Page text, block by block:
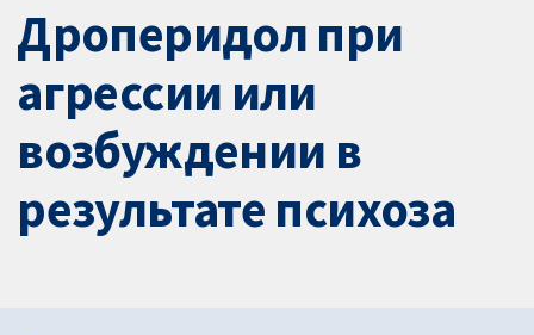
Дроперидол при
агрессии или
возбуждении в
результате психоза